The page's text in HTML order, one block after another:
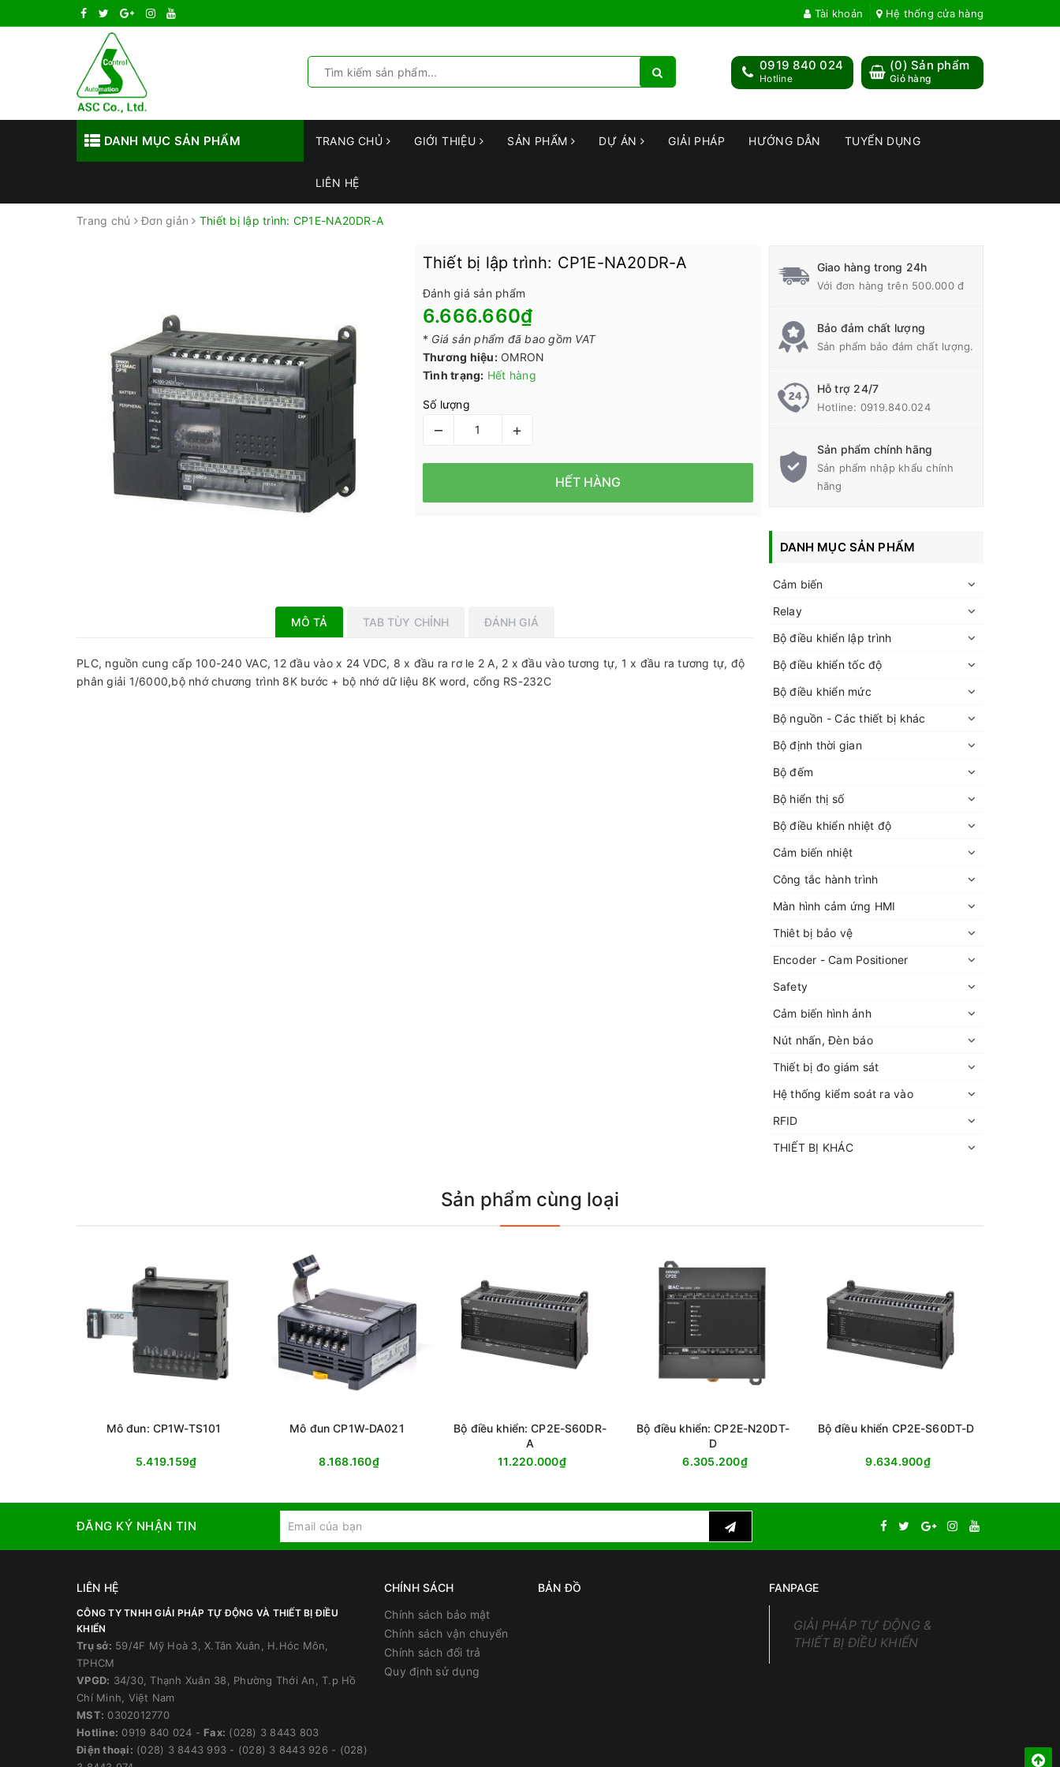
Tài khoản Hệ thống cửa hàng
(0) Sản phẩm
Giỏ hàng
0919 840 024
Hotline
DANH MỤC SẢN PHẨM TRANG CHỦ GIỚI THIỆU SẢN PHẨM DỰ ÁN GIẢI PHÁP HƯỚNG DẪN TUYỂN DỤNG
LIÊN HỆ
Trang chủ Đơn giản Thiết bị lập trình: CP1E-NA20DR-A
Thiết bị lập trình: CP1E-NA20DR-A
Đánh giá sản phẩm
6.666.660₫
* Giá sản phẩm đã bao gồm VAT
Thương hiệu: OMRON
Tình trạng: Hết hàng
Số lượng
– +
HẾT HÀNG
MÔ TẢ TAB TÙY CHỈNH ĐÁNH GIÁ
PLC, nguồn cung cấp 100-240 VAC, 12 đầu vào x 24 VDC, 8 x đầu ra rơ le 2 A, 2 x đầu vào tương tự, 1 x đầu ra tương tự, độ
phân giải 1/6000,bộ nhớ chương trình 8K bước + bộ nhớ dữ liệu 8K word, cổng RS-232C
Giao hàng trong 24h
Với đơn hàng trên 500.000 đ
Bảo đảm chất lượng
Sản phẩm bảo đảm chất lượng.
Hỗ trợ 24/7
Hotline: 0919.840.024
Sản phẩm chính hãng
Sản phẩm nhập khẩu chính
hãng
DANH MỤC SẢN PHẨM
Cảm biến
Relay
Bộ điều khiển lập trình
Bộ điều khiển tốc độ
Bộ điều khiển mức
Bộ nguồn - Các thiết bị khác
Bộ định thời gian
Bộ đếm
Bộ hiển thị số
Bộ điều khiển nhiệt độ
Cảm biến nhiệt
Công tắc hành trình
Màn hình cảm ứng HMI
Thiêt bị bảo vệ
Encoder - Cam Positioner
Safety
Cảm biến hình ảnh
Nút nhấn, Đèn báo
Thiết bị đo giám sát
Hệ thống kiểm soát ra vào
RFID
THIẾT BỊ KHÁC
Sản phẩm cùng loại
Mô đun: CP1W-TS101
5.419.159₫
Mô đun CP1W-DA021
8.168.160₫
Bộ điều khiển: CP2E-S60DR-
A
11.220.000₫
Bộ điều khiển: CP2E-N20DT-
D
6.305.200₫
Bộ điều khiển CP2E-S60DT-D
9.634.900₫
ĐĂNG KÝ NHẬN TIN
LIÊN HỆ
CÔNG TY TNHH GIẢI PHÁP TỰ ĐỘNG VÀ THIẾT BỊ ĐIỀU
KHIỂN
Trụ sở: 59/4F Mỹ Hoà 3, X.Tân Xuân, H.Hóc Môn,
TPHCM
VPGD: 34/30, Thạnh Xuân 38, Phường Thới An, T.p Hồ
Chí Minh, Việt Nam
MST: 0302012770
Hotline: 0919 840 024 - Fax: (028) 3 8443 803
Điện thoại: (028) 3 8443 993 - (028) 3 8443 926 - (028)
CHÍNH SÁCH
Chính sách bảo mật
Chính sách vận chuyển
Chính sách đổi trả
Quy định sử dụng
BẢN ĐỒ FANPAGE
GIẢI PHÁP TỰ ĐỘNG &
THIẾT BỊ ĐIỀU KHIỂN